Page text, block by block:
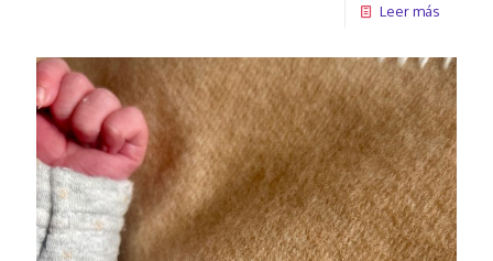
Leer más